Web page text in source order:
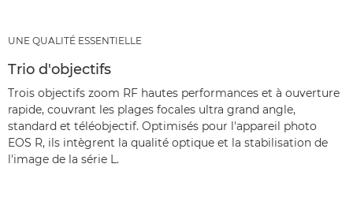
UNE QUALITÉ ESSENTIELLE
Trio d'objectifs
Trois objectifs zoom RF hautes performances et à ouverture
rapide, couvrant les plages focales ultra grand angle,
standard et téléobjectif. Optimisés pour l'appareil photo
EOS R, ils intègrent la qualité optique et la stabilisation de
l'image de la série L.